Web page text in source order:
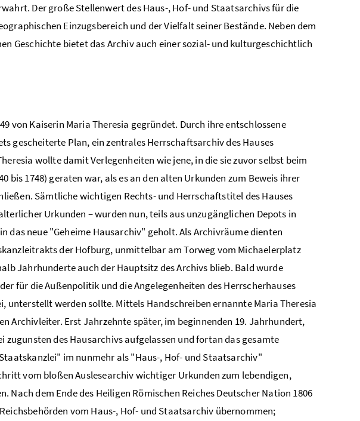
Der große Stellenwert des Haus-, Hof- und Staatsarchivs für die
Einzugsbereich und der Vielfalt seiner Bestände. Neben dem
Geschichte bietet das Archiv auch einer sozial- und kulturgeschichtlich
von Kaiserin Maria Theresia gegründet. Durch ihre entschlossene
gescheiterte Plan, ein zentrales Herrschaftsarchiv des Hauses
wollte damit Verlegenheiten wie jene, in die sie zuvor selbst beim
bis 1748) geraten war, als es an den alten Urkunden zum Beweis ihrer
Sämtliche wichtigen Rechts- und Herrschaftstitel des Hauses
Urkunden – wurden nun, teils aus unzugänglichen Depots in
das neue "Geheime Hausarchiv" geholt. Als Archivräume dienten
der Hofburg, unmittelbar am Torweg vom Michaelerplatz
Jahrhunderte auch der Hauptsitz des Archivs blieb. Bald wurde
für die Außenpolitik und die Angelegenheiten des Herrscherhauses
unterstellt werden sollte. Mittels Handschreiben ernannte Maria Theresia
Archivleiter. Erst Jahrzehnte später, im beginnenden 19. Jahrhundert,
des Hausarchivs aufgelassen und fortan das gesamte
im nunmehr als "Haus-, Hof- und Staatsarchiv"
vom bloßen Auslesearchiv wichtiger Urkunden zum lebendigen,
dem Ende des Heiligen Römischen Reiches Deutscher Nation 1806
vom Haus-, Hof- und Staatsarchiv übernommen;